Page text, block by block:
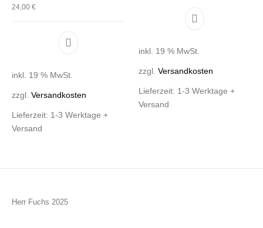
24,00€
inkl. 19 % MwSt.
zzgl.Versandkosten
Lieferzeit: 1-3 Werktage +
Versand
inkl. 19 % MwSt.
zzgl. Versandkosten
Lieferzeit: 1-3 Werktage +
Versand
Herr Fuchs 2025